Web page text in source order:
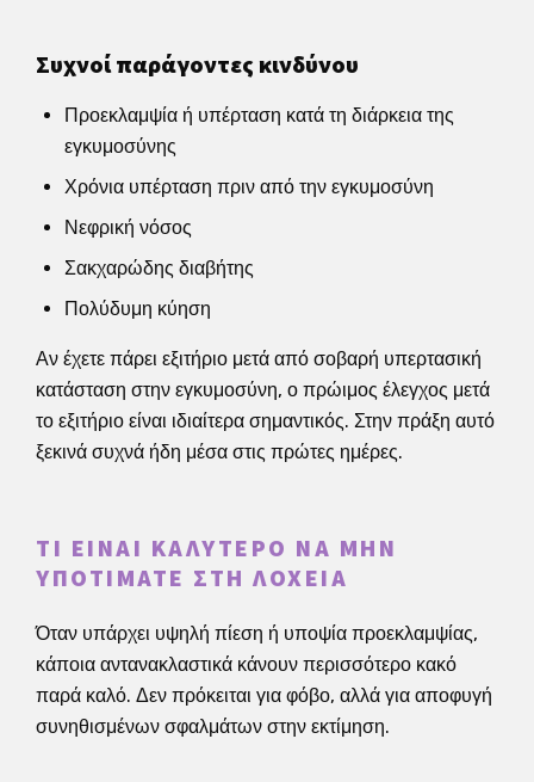
Συχνοί παράγοντες κινδύνου
Προεκλαμψία ή υπέρταση κατά τη διάρκεια της
εγκυμοσύνης
Χρόνια υπέρταση πριν από την εγκυμοσύνη
Νεφρική νόσος
Σακχαρώδης διαβήτης
Πολύδυμη κύηση
Αν έχετε πάρει εξιτήριο μετά από σοβαρή υπερτασική
κατάσταση στην εγκυμοσύνη, ο πρώιμος έλεγχος μετά
το εξιτήριο είναι ιδιαίτερα σημαντικός. Στην πράξη αυτό
ξεκινά συχνά ήδη μέσα στις πρώτες ημέρες.
ΤΙ ΕΊΝΑΙ ΚΑΛΎΤΕΡΟ ΝΑ ΜΗΝ
ΥΠΟΤΙΜΆΤΕ ΣΤΗ ΛΟΧΕΊΑ
Όταν υπάρχει υψηλή πίεση ή υποψία προεκλαμψίας,
κάποια αντανακλαστικά κάνουν περισσότερο κακό
παρά καλό. Δεν πρόκειται για φόβο, αλλά για αποφυγή
συνηθισμένων σφαλμάτων στην εκτίμηση.